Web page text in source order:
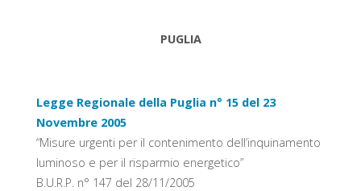
PUGLIA
Legge Regionale della Puglia n° 15 del 23
Novembre 2005
“Misure urgenti per il contenimento dell’inquinamento
luminoso e per il risparmio energetico”
B.U.R.P. n° 147 del 28/11/2005